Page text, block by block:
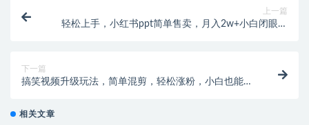
上一篇
轻松上手，小红书ppt简单售卖，月入2w+小白闭眼也
下一篇
搞笑视频升级玩法，简单混剪，轻松涨粉，小白也能上
相关文章